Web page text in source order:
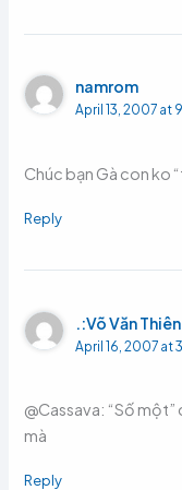
namrom
April 13, 2007 at
Chúc bạn Gà con ko
Reply
.:Võ Văn
April 16, 2007 at
@Cassava: “Số
mà
Reply